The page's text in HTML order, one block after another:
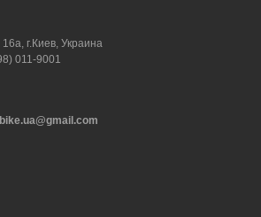
г.Киев, Украина
011-9001